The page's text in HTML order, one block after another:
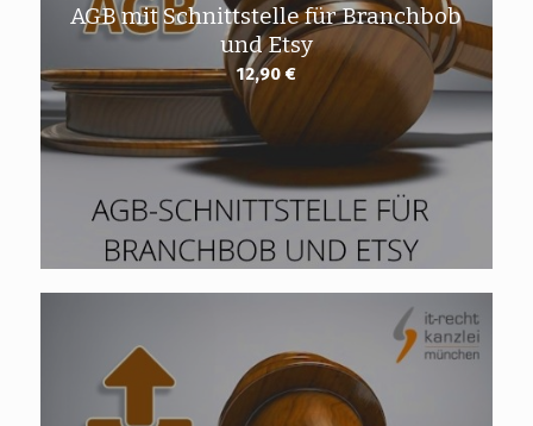
AGB mit Schnittstelle für Branchbob
und Etsy
12,90€